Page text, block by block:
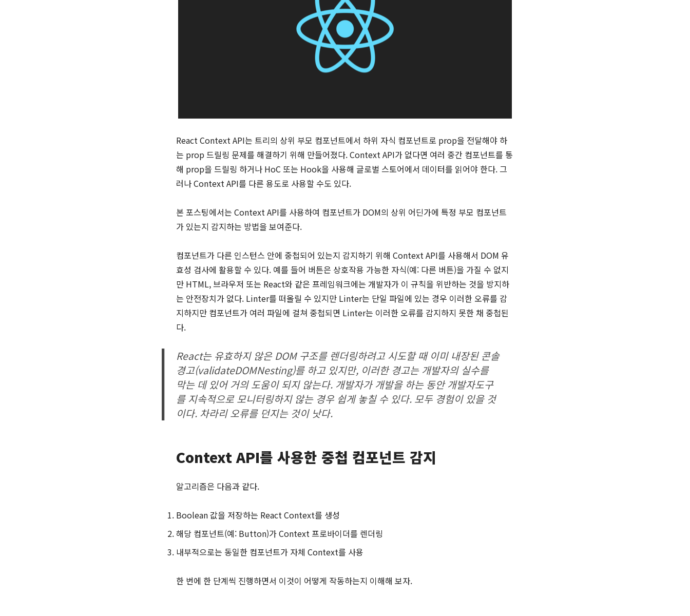
React Context API는 트리의 상위 부모 컴포넌트에서 하위 자식 컴포넌트로 prop을 전달해야 하
는 prop 드릴링 문제를 해결하기 위해 만들어졌다. Context API가 없다면 여러 중간 컴포넌트를 통
해 prop을 드릴링 하거나 HoC 또는 Hook을 사용해 글로벌 스토어에서 데이터를 읽어야 한다. 그
러나 Context API를 다른 용도로 사용할 수도 있다.
본 포스팅에서는 Context API를 사용하여 컴포넌트가 DOM의 상위 어딘가에 특정 부모 컴포넌트
가 있는지 감지하는 방법을 보여준다.
컴포넌트가 다른 인스턴스 안에 중첩되어 있는지 감지하기 위해 Context API를 사용해서 DOM 유
효성 검사에 활용할 수 있다. 예를 들어 버튼은 상호작용 가능한 자식(예: 다른 버튼)을 가질 수 없지
만 HTML, 브라우저 또는 React와 같은 프레임워크에는 개발자가 이 규칙을 위반하는 것을 방지하
는 안전장치가 없다. Linter를 떠올릴 수 있지만 Linter는 단일 파일에 있는 경우 이러한 오류를 감
지하지만 컴포넌트가 여러 파일에 걸쳐 중첩되면 Linter는 이러한 오류를 감지하지 못한 채 중첩된
다.
React는 유효하지 않은 DOM 구조를 렌더링하려고 시도할 때 이미 내장된 콘솔
경고(validateDOMNesting)를 하고 있지만, 이러한 경고는 개발자의 실수를
막는 데 있어 거의 도움이 되지 않는다. 개발자가 개발을 하는 동안 개발자도구
를 지속적으로 모니터링하지 않는 경우 쉽게 놓칠 수 있다. 모두 경험이 있을 것
이다. 차라리 오류를 던지는 것이 낫다.
Context API를 사용한 중첩 컴포넌트 감지
알고리즘은 다음과 같다.
Boolean 값을 저장하는 React Context를 생성
해당 컴포넌트(예: Button)가 Context 프로바이더를 렌더링
내부적으로는 동일한 컴포넌트가 자체 Context를 사용
한 번에 한 단계씩 진행하면서 이것이 어떻게 작동하는지 이해해 보자.